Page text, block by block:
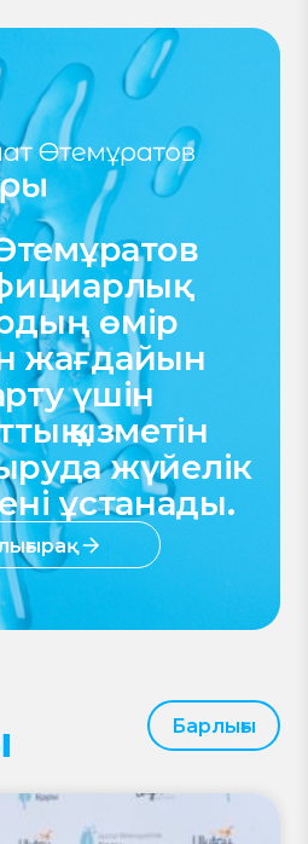
өмір
жағдайын
үшін
қызметін
жүйелік
ұстанады.
Барлығы